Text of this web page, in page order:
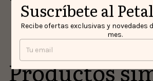
Productos
Suscríbete al
Recibe ofertas exclusivas y novedades
mes.